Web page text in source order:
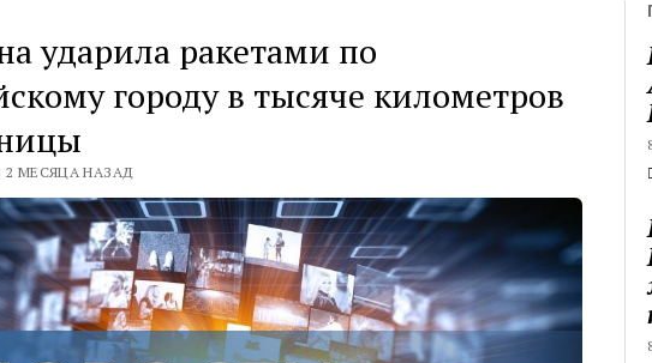
ударила ракетами по
городу в тысяче километров
2 МЕСЯЦА НАЗАД